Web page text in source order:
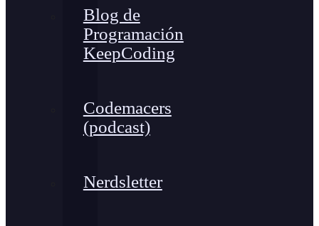
Blog de
Programación
KeepCoding
Codemacers
(podcast)
Nerdsletter